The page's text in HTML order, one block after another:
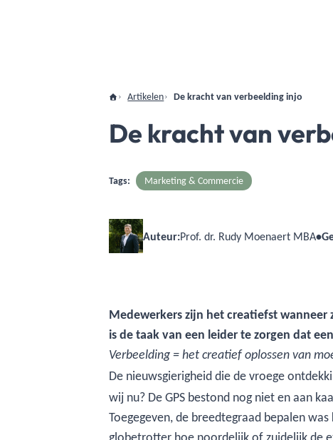
Artikelen De kracht van verbeelding injo
De kracht van
Tags: Marketing & Commercie
Auteur:Prof. dr. Rudy Moenaert MBA•
Medewerkers zijn het creatiefst
is de taak van een leider te zorgen dat
Verbeelding = het creatief oplossen van
De nieuwsgierigheid die de vroege
wij nu? De GPS bestond nog niet en aan
Toegegeven, de breedtegraad bepalen